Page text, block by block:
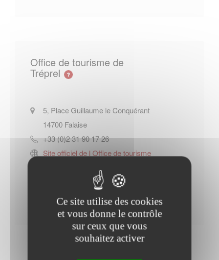
Office de tourisme de
Tréprel
5, Place Guillaume le Conquérant
14700 Falaise
+33 (0)2 31 90 17 26
Site officiel de l Office de tourisme
Contacter l'office de tourisme
Ce site utilise des cookies
et vous donne le contrôle
sur ceux que vous
souhaitez activer